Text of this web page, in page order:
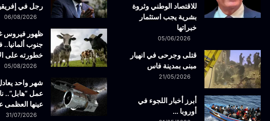
للاقتصاد الوطني وثروة
بشرية يجب استثمار
خبراتها
05/06/2026
قتلى وجرحى في انهيار
مبنى بمدينة فاس
21/05/2026
أبرز أخبار اللجوء في
أوروبا …
رجل في
06/08/2026
ظهور فيروس
جنوب ألمانيا..
خطورته على
05/08/2026
شهر واحد
عمل “هابل”..
عينها العظمى
31/07/2026